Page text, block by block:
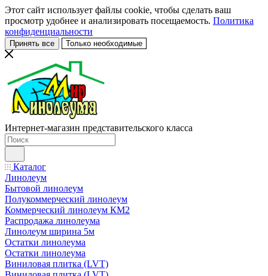
Этот сайт использует файлы cookie, чтобы сделать ваш
просмотр удобнее и анализировать посещаемость. Политика
конфиденциальности
Принять все Только необходимые
Интернет-магазин представительского класса
Каталог
Линолеум
Бытовой линолеум
Полукоммерческий линолеум
Коммерческий линолеум КМ2
Распродажа линолеума
Линолеум ширина 5м
Остатки линолеума
Остатки линолеума
Виниловая плитка (LVT)